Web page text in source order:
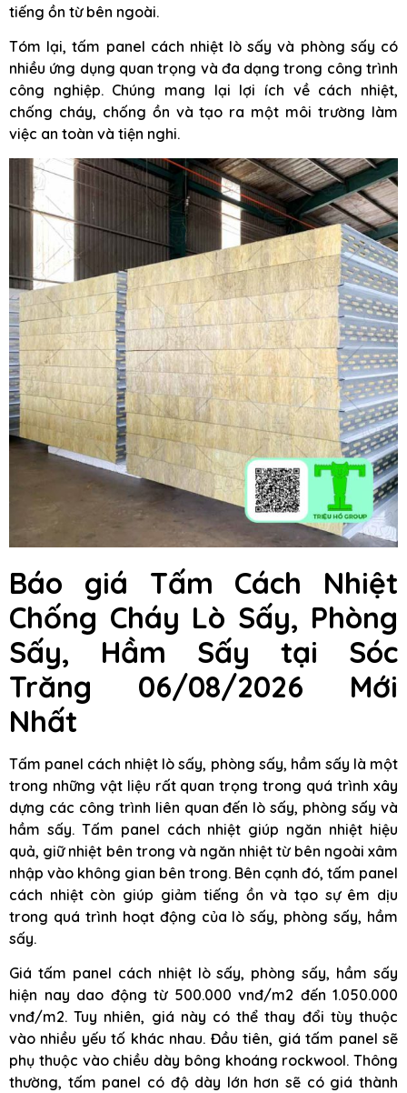
tiếng ồn từ bên ngoài.
Tóm lại, tấm panel cách nhiệt lò sấy và phòng sấy có
nhiều ứng dụng quan trọng và đa dạng trong công trình
công nghiệp. Chúng mang lại lợi ích về cách nhiệt,
chống cháy, chống ồn và tạo ra một môi trường làm
việc an toàn và tiện nghi.
Báo giá Tấm Cách Nhiệt
Chống Cháy Lò Sấy, Phòng
Sấy, Hầm Sấy tại Sóc
Trăng 06/08/2026 Mới
Nhất
Tấm panel cách nhiệt lò sấy, phòng sấy, hầm sấy là một
trong những vật liệu rất quan trọng trong quá trình xây
dựng các công trình liên quan đến lò sấy, phòng sấy và
hầm sấy. Tấm panel cách nhiệt giúp ngăn nhiệt hiệu
quả, giữ nhiệt bên trong và ngăn nhiệt từ bên ngoài xâm
nhập vào không gian bên trong. Bên cạnh đó, tấm panel
cách nhiệt còn giúp giảm tiếng ồn và tạo sự êm dịu
trong quá trình hoạt động của lò sấy, phòng sấy, hầm
sấy.
Giá tấm panel cách nhiệt lò sấy, phòng sấy, hầm sấy
hiện nay dao động từ 500.000 vnđ/m2 đến 1.050.000
vnđ/m2. Tuy nhiên, giá này có thể thay đổi tùy thuộc
vào nhiều yếu tố khác nhau. Đầu tiên, giá tấm panel sẽ
phụ thuộc vào chiều dày bông khoáng rockwool. Thông
thường, tấm panel có độ dày lớn hơn sẽ có giá thành